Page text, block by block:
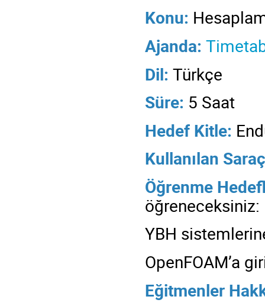
Konu:
Ajanda:
Dil: Türkçe
Süre: 5 Saat
Hedef Kitle:
Kullanılan
Öğrenme
öğreneceksiniz:
YBH
OpenFOAM’a
Eğitmenler